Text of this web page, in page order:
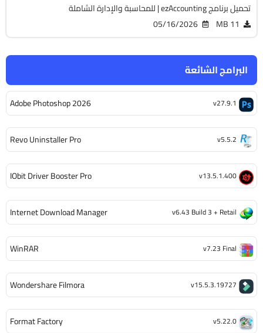
البرامج الشائعة
Adobe Photoshop 2026 v27.9.1
Revo Uninstaller Pro v5.5.2
IObit Driver Booster Pro v13.5.1.400
Internet Download Manager v6.43 Build 3 + Retail
WinRAR v7.23 Final
Wondershare Filmora v15.5.3.19727
Format Factory v5.22.0
تحميل برنامج ezAccounting | للمحاسبة والإدارة الشاملة
11 MB
05/16/2026